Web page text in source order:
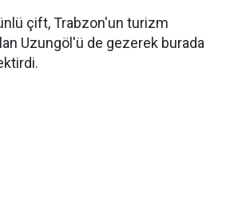
çift, Trabzon'un turizm
Uzungöl'ü de gezerek burada